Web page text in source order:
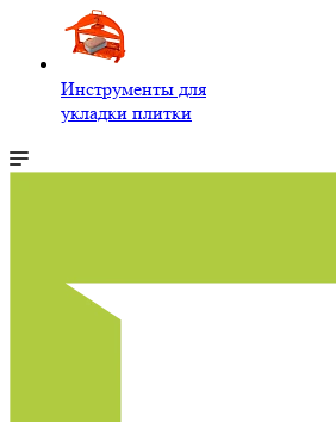
Инструменты для
укладки плитки